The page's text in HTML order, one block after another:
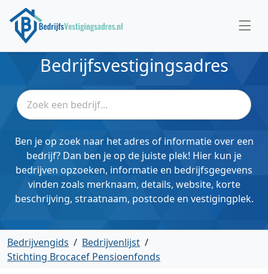
Bedrijfsvestigingsadres
Ben je op zoek naar het adres of informatie over een
bedrijf? Dan ben je op de juiste plek! Hier kun je
bedrijven opzoeken, informatie en bedrijfsgegevens
vinden zoals merknaam, details, website, korte
beschrijving, straatnaam, postcode en vestigingplek.
Bedrijvengids / Bedrijvenlijst /
Stichting Brocacef Pensioenfonds